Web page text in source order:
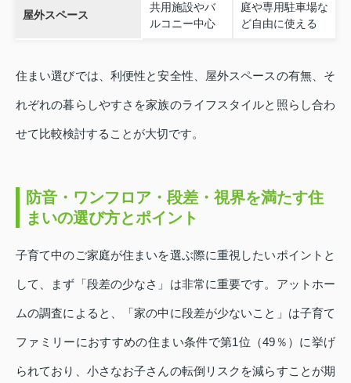
屋外スペース
共用施設やバ
ルコニー中心
庭や専用駐車場な
ど自由に使える
住まい選びでは、利便性と安全性、屋外スペースの有無、そ
れぞれの暮らしやすさを家族のライフスタイルと照らし合わ
せて比較検討することが大切です。
防音・ワンフロア・段差・視界を満たす住
まいの選び方とポイント
子育て中のご家庭が住まいを選ぶ際に重視したいポイントと
して、まず「段差の少なさ」は非常に重要です。アットホー
ムの調査によると、「家の中に段差が少ないこと」は子育て
ファミリーにおすすめの住まい条件で第1位（49％）に挙げ
られており、小さなお子さんの転倒リスクを減らすことが期